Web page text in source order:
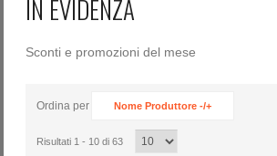
IN EVIDENZA
Sconti e promozioni del mese
Ordina per Nome Produttore -/+
Risultati 1 - 10 di 63
Ricordami